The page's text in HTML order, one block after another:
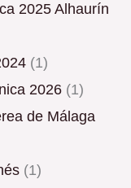
(1)
2026 (1)
de Málaga
(1)